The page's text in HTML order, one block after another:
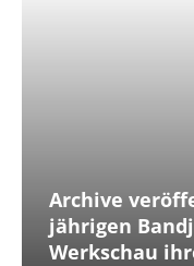
Archive
jährigen
Werkschau